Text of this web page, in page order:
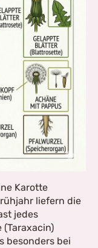
Karotte
liefern die
jedes
besonders bei